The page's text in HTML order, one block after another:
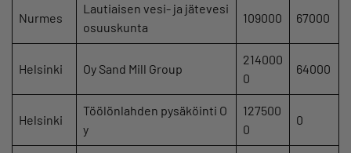
Nurmes
Lautiaisen vesi- ja jätevesi
osuuskunta
109000 67000
Helsinki Oy Sand Mill Group
214000
0
64000
Helsinki
Töölönlahden pysäköinti O
y
127500
0
0